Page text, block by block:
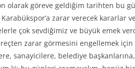
olarak göreve geldiğim tarihten bu
zarar verecek kararlar
çok sevdiğimiz ve büyük emek
zarar görmesini engellemek
sanayicilere, belediye